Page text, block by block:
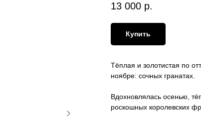
13 000 р.
Купить
Тёплая и золотистая по
ноябре: сочных гранатах.
Вдохновлялась осенью,
роскошных королевских